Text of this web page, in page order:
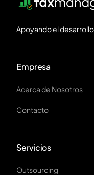
Apoyando el
Empresa
Acerca de Nosotros
Contacto
Servicios
Outsourcing